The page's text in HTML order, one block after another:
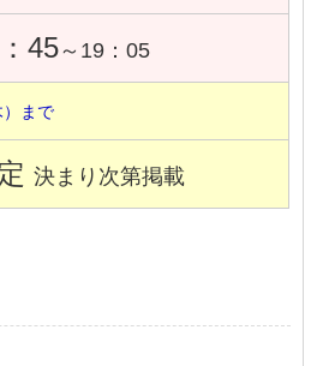
45～19：05
）まで
決まり次第掲載